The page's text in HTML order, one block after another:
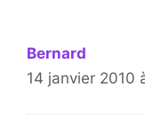
Bernard
14 janvier 2010